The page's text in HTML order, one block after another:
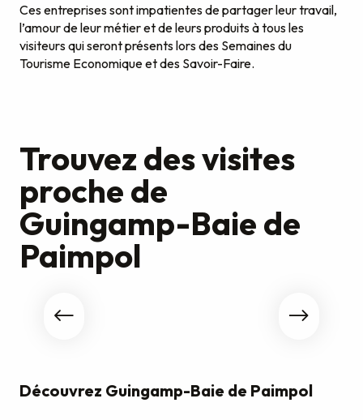
Ces entreprises sont impatientes de partager leur travail,
l’amour de leur métier et de leurs produits à tous les
visiteurs qui seront présents lors des Semaines du
Tourisme Economique et des Savoir-Faire.
Trouvez des visites
proche de
Guingamp-Baie de
Paimpol
Découvrez Guingamp-Baie de Paimpol